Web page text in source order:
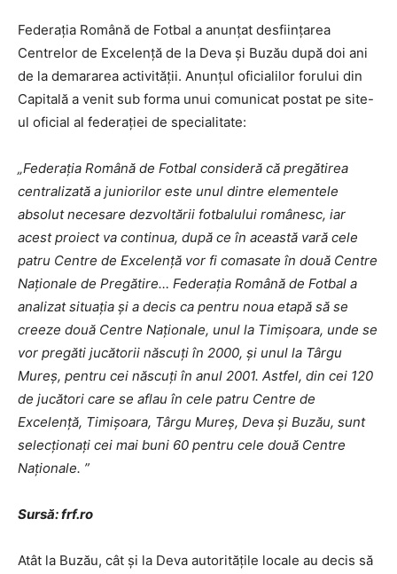
Federaţia Română de Fotbal a anunţat desfiinţarea
Centrelor de Excelenţă de la Deva şi Buzău după doi ani
de la demararea activităţii. Anunţul oficialilor forului din
Capitală a venit sub forma unui comunicat postat pe site-
ul oficial al federaţiei de specialitate:
„Federația Română de Fotbal consideră că pregătirea
centralizată a juniorilor este unul dintre elementele
absolut necesare dezvoltării fotbalului românesc, iar
acest proiect va continua, după ce în această vară cele
patru Centre de Excelență vor fi comasate în două Centre
Naționale de Pregătire… Federația Română de Fotbal a
analizat situația și a decis ca pentru noua etapă să se
creeze două Centre Naționale, unul la Timișoara, unde se
vor pregăti jucătorii născuți în 2000, și unul la Târgu
Mureș, pentru cei născuți în anul 2001. Astfel, din cei 120
de jucători care se aflau în cele patru Centre de
Excelență, Timișoara, Târgu Mureș, Deva și Buzău, sunt
selecționați cei mai buni 60 pentru cele două Centre
Naționale. ”
Sursă: frf.ro
Atât la Buzău, cât şi la Deva autorităţile locale au decis să